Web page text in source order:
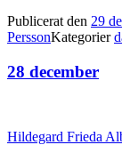
Publicerat den 29
PerssonKategorier
28 december
Hildegard Frieda